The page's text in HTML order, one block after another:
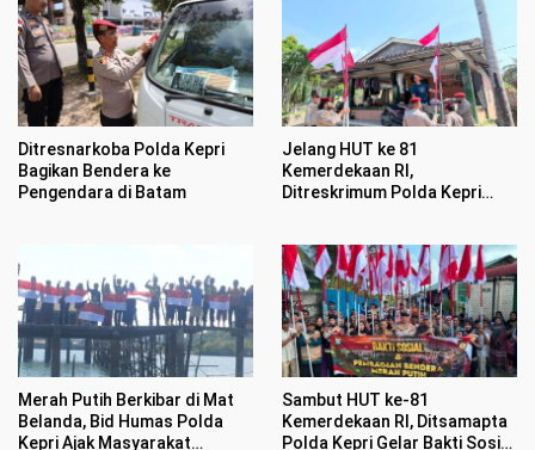
Ditresnarkoba Polda Kepri
Bagikan Bendera ke
Pengendara di Batam
Jelang HUT ke 81
Kemerdekaan RI,
Ditreskrimum Polda Kepri
Bansos
Merah Putih Berkibar di Mat
Belanda, Bid Humas Polda
Kepri Ajak Masyarakat
Sambut HUT ke-81
Kemerdekaan RI, Ditsamapta
Polda Kepri Gelar Bakti Sosial